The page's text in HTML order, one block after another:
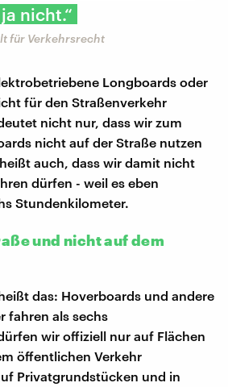
nicht.“
für Verkehrsrecht
Longboards oder
für den Straßenverkehr
nicht nur, dass wir zum
nicht auf der Straße nutzen
auch, dass wir damit nicht
dürfen - weil es eben
Stundenkilometer.
und nicht auf dem
das: Hoverboards und andere
fahren als sechs
wir offiziell nur auf Flächen
öffentlichen Verkehr
Privatgrundstücken und in